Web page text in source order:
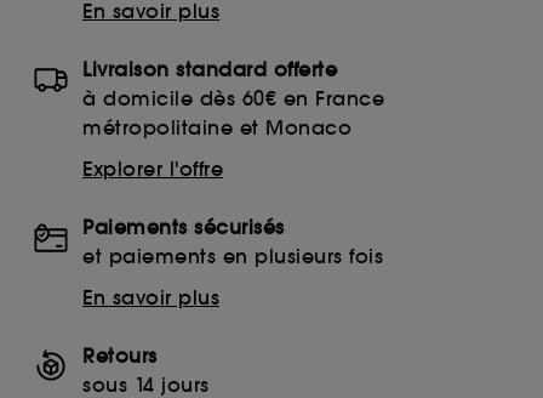
En savoir plus
Livraison standard offerte
à domicile dès 60€ en France
métropolitaine et Monaco
Explorer l'offre
Paiements sécurisés
et paiements en plusieurs fois
En savoir plus
Retours
sous 14 jours